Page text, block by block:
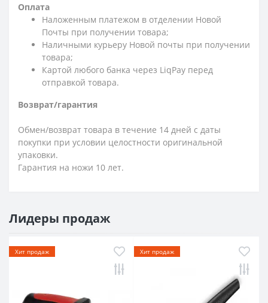
Оплата
Наложенным платежом в отделении Новой
Почты при получении товара;
Наличными курьеру Новой почты при получении
товара;
Картой любого банка через LiqPay перед
отправкой товара.
Возврат/гарантия
Обмен/возврат товара в течение 14 дней с даты
покупки при условии целостности оригинальной
упаковки.
Гарантия на ножи 10 лет.
Лидеры продаж
Хит продаж Хит продаж